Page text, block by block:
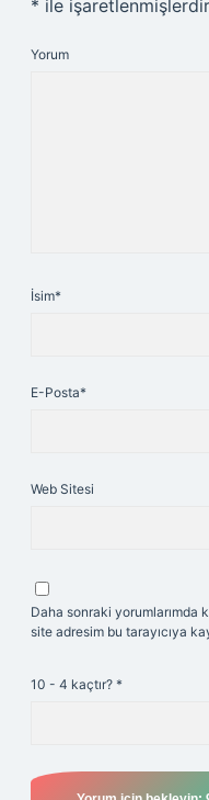
* ile işaretlenmişlerdir
Yorum
İsim*
E-Posta*
Web Sitesi
Daha sonraki yorumlarımda
site adresim bu tarayıcıya
10 - 4 kaçtır? *